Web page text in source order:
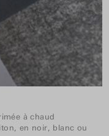
à chaud
en noir, blanc ou